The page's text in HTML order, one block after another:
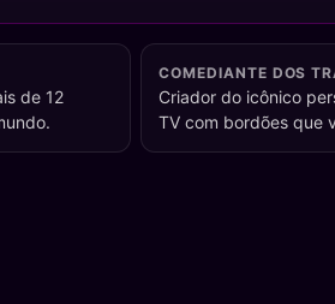
de 12
COMEDIANTE DOS
Criador do icônico
TV com bordões que